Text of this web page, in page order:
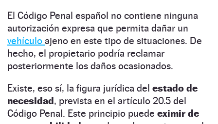
El Código Penal español no contiene ninguna
autorización expresa que permita dañar un
vehículo ajeno en este tipo de situaciones. De
hecho, el propietario podría reclamar
posteriormente los daños ocasionados.
Existe, eso sí, la figura jurídica del estado de
necesidad, prevista en el artículo 20.5 del
Código Penal. Este principio puede eximir de